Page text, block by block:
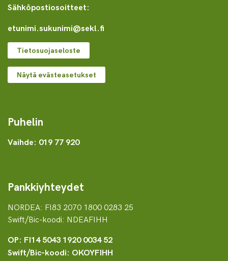
Sähköpostiosoitteet:
etunimi.sukunimi@sekl.fi
Tietosuojaseloste
Näytä evästeasetukset
Puhelin
Vaihde: 019 77 920
Pankkiyhteydet
NORDEA: FI83 2070 1800 0283 25
Swift/Bic-koodi: NDEAFIHH
OP: FI14 5043 1920 0034 52
Swift/Bic-koodi: OKOYFIHH